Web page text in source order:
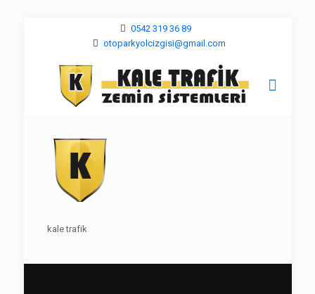
0542 319 36 89
otoparkyolcizgisi@gmail.com
kale trafik